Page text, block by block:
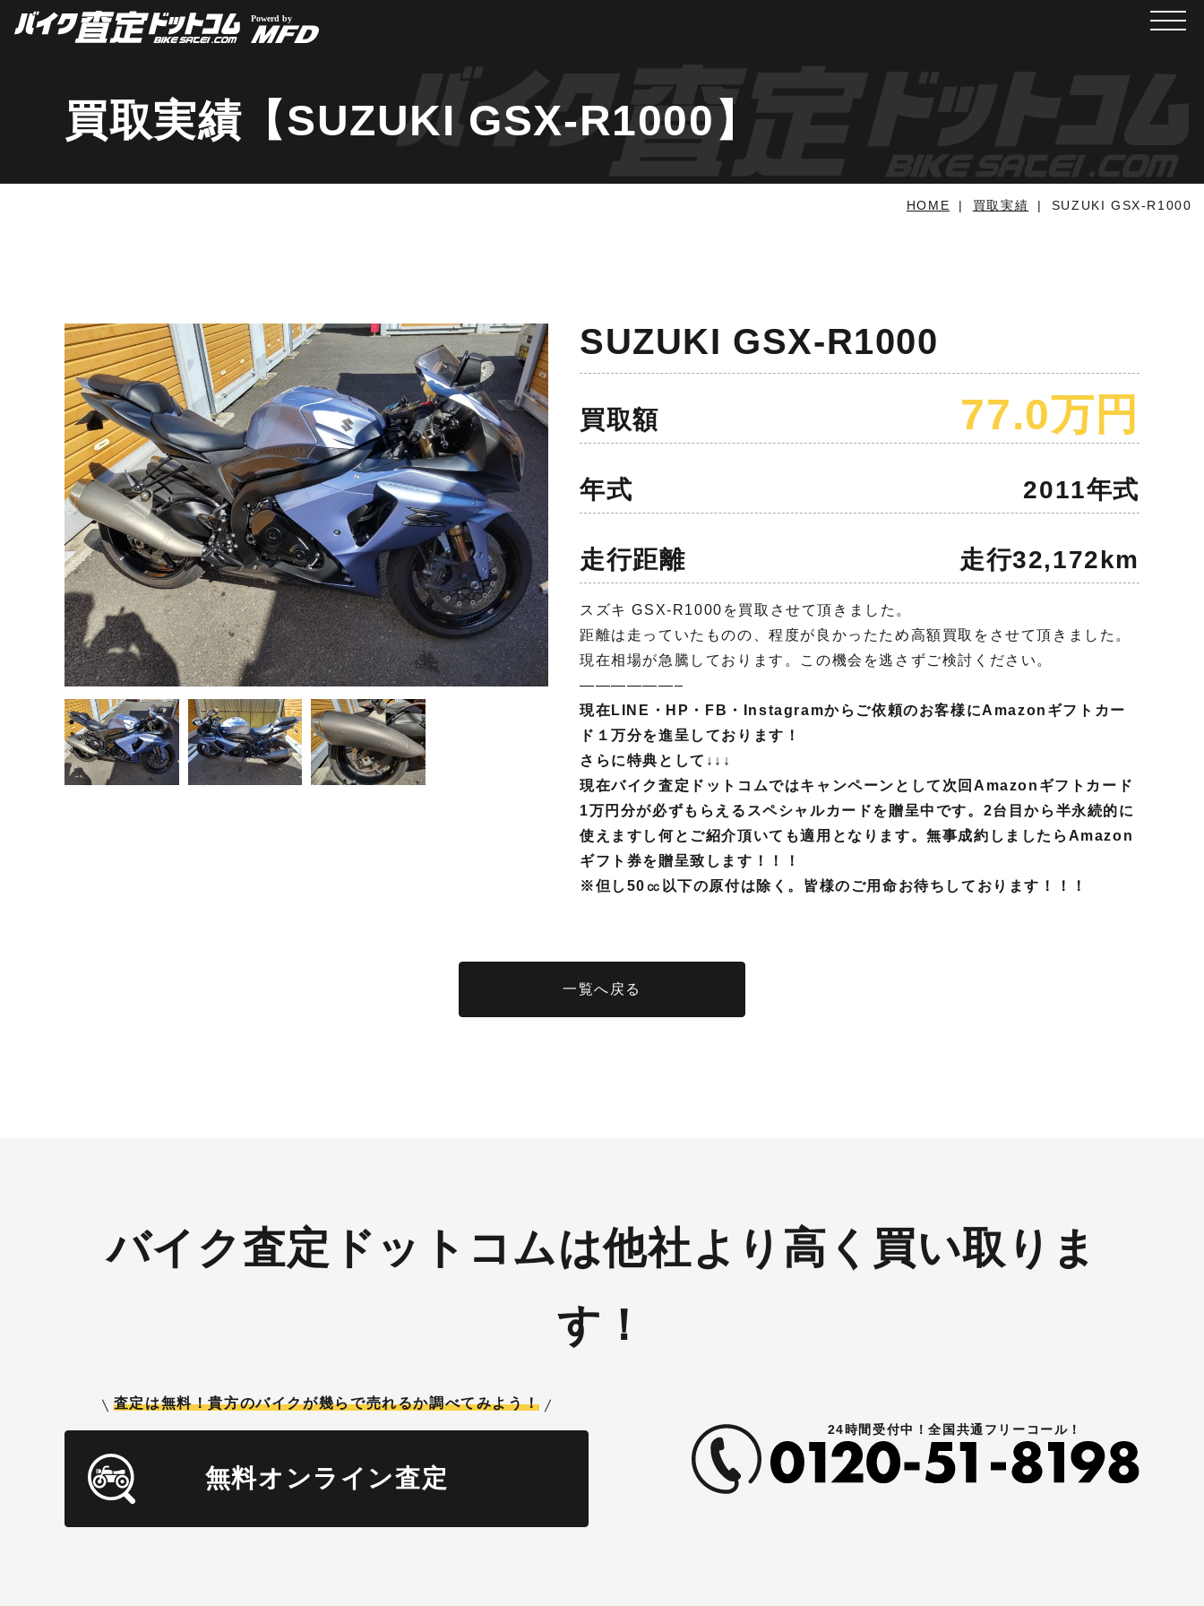
メニ
買取実績【SUZUKI GSX-R1000】
HOME 買取実績 SUZUKI GSX-R1000
SUZUKI GSX-R1000
買取額 77.0万円
年式 2011年式
走行距離 走行32,172km
スズキ GSX-R1000を買取させて頂きました。
距離は走っていたものの、程度が良かったため高額買取をさせて頂きました。
現在相場が急騰しております。この機会を逃さずご検討ください。
——————–
現在LINE・HP・FB・Instagramからご依頼のお客様にAmazonギフトカー
ド１万分を進呈しております！
さらに特典として↓↓↓
現在バイク査定ドットコムではキャンペーンとして次回Amazonギフトカード
1万円分が必ずもらえるスペシャルカードを贈呈中です。2台目から半永続的に
使えますし何とご紹介頂いても適用となります。無事成約しましたらAmazon
ギフト券を贈呈致します！！！
※但し 50㏄以下の原付は除く。皆様のご用命お待ちしております！！！
一覧へ戻る
バイク査定ドットコムは他社より高く買い取りま
す！
査定は無料！貴方のバイクが幾らで売れるか調べてみよう！
無料オンライン査定
24時間受付中！全国共通フリーコール！